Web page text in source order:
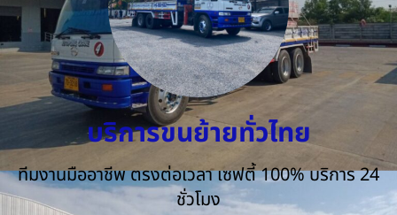
บริการขนย้ายทั่วไทย
ทีมงานมืออาชีพ ตรงต่อเวลา เซฟตี้ 100% บริการ 24
ชั่วโมง